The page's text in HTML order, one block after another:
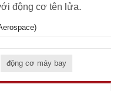
động cơ tên lửa.
động cơ máy bay